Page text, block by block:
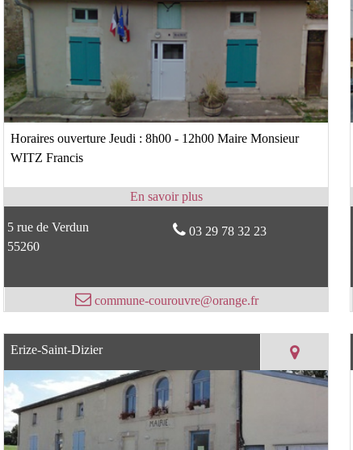
Horaires ouverture Jeudi : 8h00 - 12h00 Maire Monsieur
WITZ Francis
5 rue de Verdun
55260
03 29 78 32 23
commune-courouvre@orange.fr
Erize-Saint-Dizier